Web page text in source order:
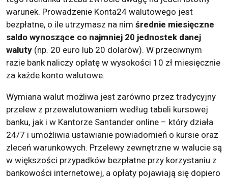
warunek. Prowadzenie Konta24 walutowego jest
bezpłatne, o ile utrzymasz na nim średnie miesięczne
saldo wynoszące co najmniej 20 jednostek danej
waluty (np. 20 euro lub 20 dolarów). W przeciwnym
razie bank naliczy opłatę w wysokości 10 zł miesięcznie
za każde konto walutowe.
Wymiana walut możliwa jest zarówno przez tradycyjny
przelew z przewalutowaniem według tabeli kursowej
banku, jak i w Kantorze Santander online – który działa
24/7 i umożliwia ustawianie powiadomień o kursie oraz
zleceń warunkowych. Przelewy zewnętrzne w walucie są
w większości przypadków bezpłatne przy korzystaniu z
bankowości internetowej, a opłaty pojawiają się dopiero